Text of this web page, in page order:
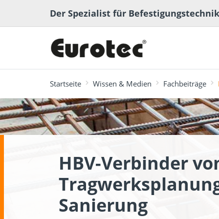
Der Spezialist für Befestigungstechnik
Terrassen- und
Gartenbau
meistgesucht
Terrassenplaner ECS-
Fachbeiträge Lexikon
Startseite Wissen & Medien Fachbeiträge
HBV-Verbinder
Sanierung